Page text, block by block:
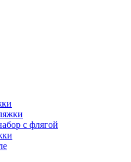
с флягой